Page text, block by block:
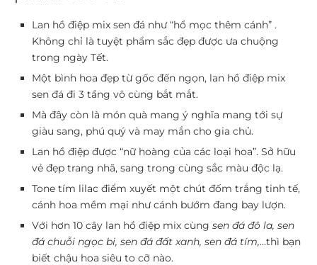
Lan hồ điệp mix sen đá như “hổ mọc thêm cánh” .
Không chỉ là tuyệt phẩm sắc đẹp được ưa chuộng
trong ngày Tết.
Một bình hoa đẹp từ gốc đến ngọn, lan hồ điệp mix
sen đá đi 3 tầng vô cùng bắt mắt.
Mà đây còn là món quà mang ý nghĩa mang tới sự
giàu sang, phú quý và may mắn cho gia chủ.
Lan hồ điệp được “nữ hoàng của các loại hoa”. Sở hữu
vẻ đẹp trang nhã, sang trong cùng sắc màu độc lạ.
Tone tím lilac điểm xuyết một chút đốm trắng tinh tế,
cánh hoa mềm mại như cánh bướm đang bay lượn.
Với hơn 10 cây lan hồ điệp mix cùng sen đá đô la, sen
đá chuỗi ngọc bi, sen đá đất xanh, sen đá tím,…thì bạn
biết chậu hoa siêu to cỡ nào.